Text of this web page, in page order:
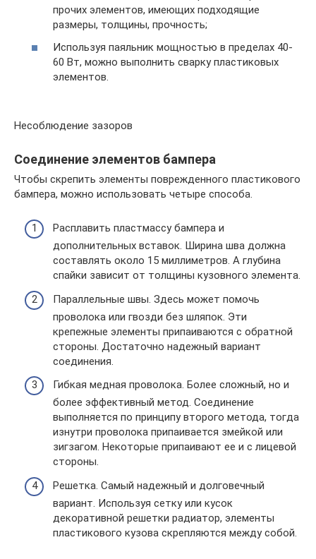
прочих элементов, имеющих подходящие
размеры, толщины, прочность;
Используя паяльник мощностью в пределах 40-
60 Вт, можно выполнить сварку пластиковых
элементов.
Несоблюдение зазоров
Соединение элементов бампера
Чтобы скрепить элементы поврежденного пластикового
бампера, можно использовать четыре способа.
Расплавить пластмассу бампера и
дополнительных вставок. Ширина шва должна
составлять около 15 миллиметров. А глубина
спайки зависит от толщины кузовного элемента.
Параллельные швы. Здесь может помочь
проволока или гвозди без шляпок. Эти
крепежные элементы припаиваются с обратной
стороны. Достаточно надежный вариант
соединения.
Гибкая медная проволока. Более сложный, но и
более эффективный метод. Соединение
выполняется по принципу второго метода, тогда
изнутри проволока припаивается змейкой или
зигзагом. Некоторые припаивают ее и с лицевой
стороны.
Решетка. Самый надежный и долговечный
вариант. Используя сетку или кусок
декоративной решетки радиатор, элементы
пластикового кузова скрепляются между собой.